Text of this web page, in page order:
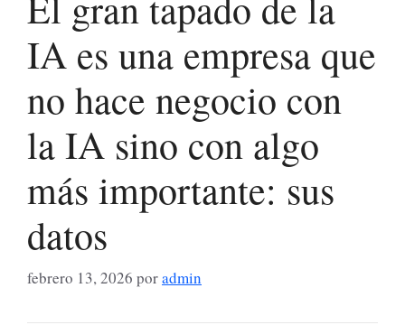
IA es una empresa que
no hace negocio con
la IA sino con algo
más importante: sus
datos
febrero 13, 2026 poradmin